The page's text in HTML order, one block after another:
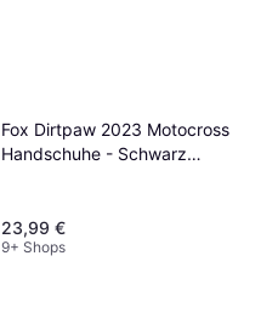
Fox Dirtpaw 2023 Motocross
Handschuhe - Schwarz
23,99 €
9+ Shops